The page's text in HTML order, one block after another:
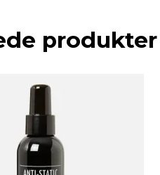
produkter